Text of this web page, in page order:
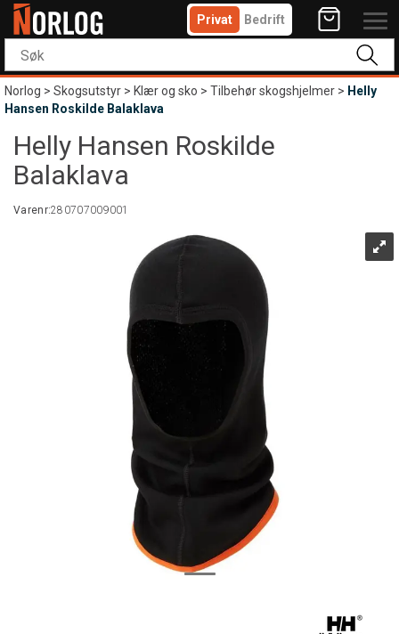
Privat Bedrift
Norlog>Skogsutstyr>Klær og sko>Tilbehør skogshjelmer> Helly
Hansen Roskilde Balaklava
Helly Hansen Roskilde
Balaklava
Varenr:280707009001